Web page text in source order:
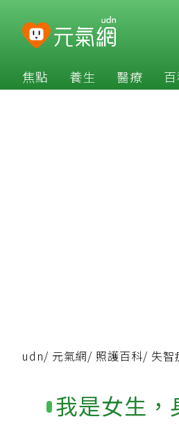
焦點 養生 醫療
udn/ 元氣網/ 照護百科/ 失智
我是女生，